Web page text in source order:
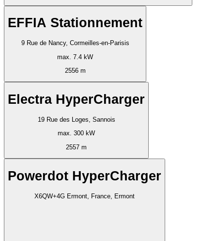
EFFIA Stationnement
9 Rue de Nancy, Cormeilles-en-Parisis
max. 7.4 kW
2556 m
Electra HyperCharger
19 Rue des Loges, Sannois
max. 300 kW
2557 m
Powerdot HyperCharger
X6QW+4G Ermont, France, Ermont